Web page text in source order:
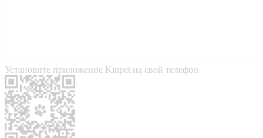
Установите приложение Kinpet на свой телефон